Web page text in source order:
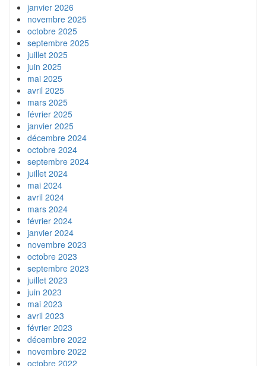
janvier 2026
novembre 2025
octobre 2025
septembre 2025
juillet 2025
juin 2025
mai 2025
avril 2025
mars 2025
février 2025
janvier 2025
décembre 2024
octobre 2024
septembre 2024
juillet 2024
mai 2024
avril 2024
mars 2024
février 2024
janvier 2024
novembre 2023
octobre 2023
septembre 2023
juillet 2023
juin 2023
mai 2023
avril 2023
février 2023
décembre 2022
novembre 2022
octobre 2022